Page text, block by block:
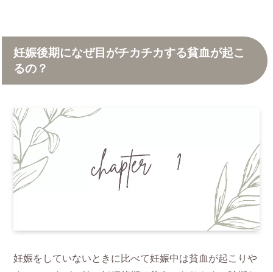
妊娠後期になぜ目がチカチカする貧血が起こ
るの？
妊娠をしていないときに比べて妊娠中は貧血が起こりや